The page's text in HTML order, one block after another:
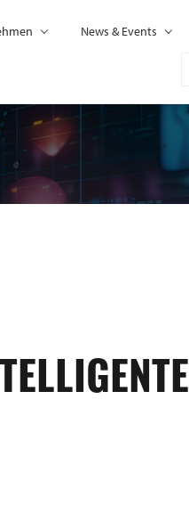
News & Events